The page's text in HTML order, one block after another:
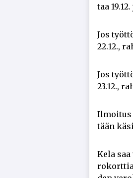
taa
Jos
22.12.,
Jos
23.12.,
Il­moi­tus
tään
Kela
ro­kort­tia